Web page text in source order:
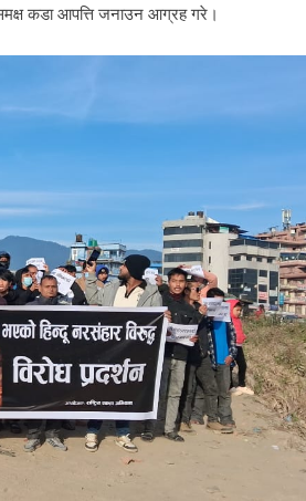
कडा आपत्ति जनाउन आग्रह गरे।